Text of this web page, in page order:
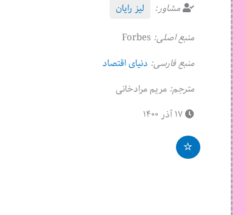
مشاور:
لیز رایان
منبع اصلی: Forbes
منبع فارسی: دنیای اقتصاد
مترجم:مریم مرادخانی
۱۷ آذر ۱۴۰۰